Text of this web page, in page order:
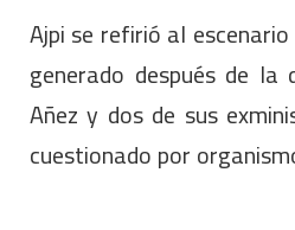
Ajpi se refirió al
generado después de la
Añez y dos de sus
cuestionado por